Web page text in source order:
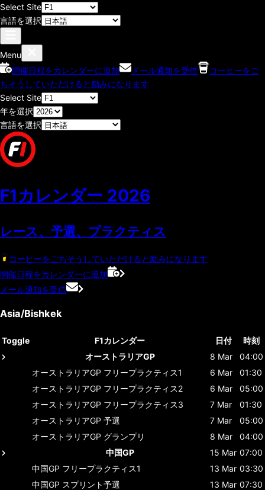
Select Site
言語を選択
Menu
開催日程をカレンダーに追加
メール通知を受信
コーヒーをご
ちそうしていただけると励みになります
Select Site
年を選択
言語を選択
F1カレンダー 2026
レース、予選、プラクティス
コーヒーをごちそうしていただけると励みになります
開催日程をカレンダーに追加
メール通知を受信
Asia/Bishkek
Toggle F1カレンダー 日付
時刻
オーストラリアGP
8 Mar
04:00
オーストラリアGP フリープラクティス1 6 Mar
01:30
オーストラリアGP フリープラクティス2 6 Mar
05:00
オーストラリアGP フリープラクティス3 7 Mar
01:30
オーストラリアGP 予選 7 Mar
05:00
オーストラリアGP グランプリ 8 Mar
04:00
中国GP
15 Mar 07:00
中国GP フリープラクティス1 13 Mar 03:30
中国GP スプリント予選 13 Mar 07:30